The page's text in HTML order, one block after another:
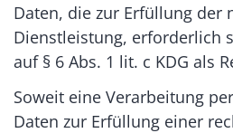
Daten, die zur Erfüllung der
Dienstleistung, erforderlich
auf § 6 Abs. 1 lit. c KDG als
Soweit eine Verarbeitung
Daten zur Erfüllung einer